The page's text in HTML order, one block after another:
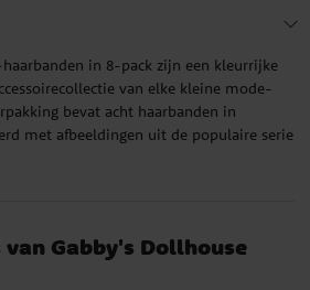
in 8-pack zijn een kleurrijke
van elke kleine mode-
bevat acht haarbanden in
met afbeeldingen uit de populaire serie
Gabby's Dollhouse